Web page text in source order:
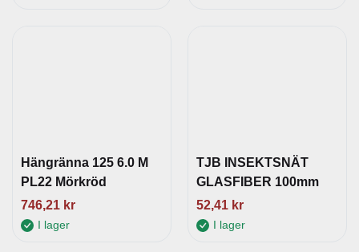
Hängränna 125 6.0 M
PL22 Mörkröd
746,21 kr
I lager
TJB INSEKTSNÄT
GLASFIBER 100mm
52,41 kr
I lager